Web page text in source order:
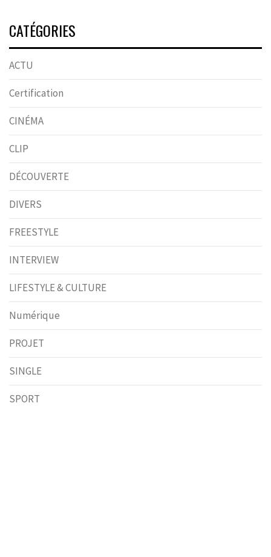
CATÉGORIES
ACTU
Certification
CINÉMA
CLIP
DÉCOUVERTE
DIVERS
FREESTYLE
INTERVIEW
LIFESTYLE & CULTURE
Numérique
PROJET
SINGLE
SPORT